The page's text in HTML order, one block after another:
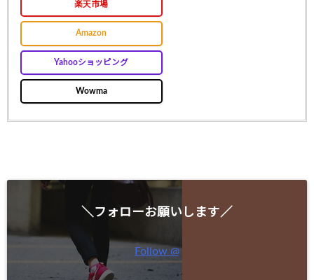
楽天市場
Amazon
Yahooショッピング
Wowma
＼フォローお願いします／
Follow @